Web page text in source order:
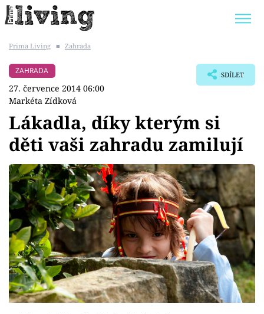
BYDLENÍ SLAVNÝCH
Témata
Bydlení
Zahrada
Design
Sledujte prima+
Přihlášení
Prima Living ■ Zahrada
ZAHRADA
27. července 2014 06:00
Markéta Zídková
SDÍLET
Lákadla, díky kterým si
děti vaši zahradu zamilují